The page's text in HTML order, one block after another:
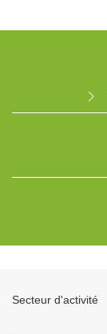
Secteur d'activité